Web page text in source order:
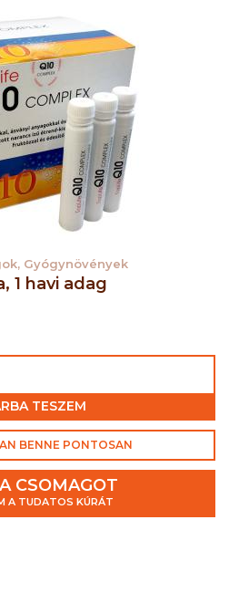
Gyógynövények
1 havi adag
TESZEM
BENNE PONTOSAN
CSOMAGOT
A TUDATOS KÚRÁT